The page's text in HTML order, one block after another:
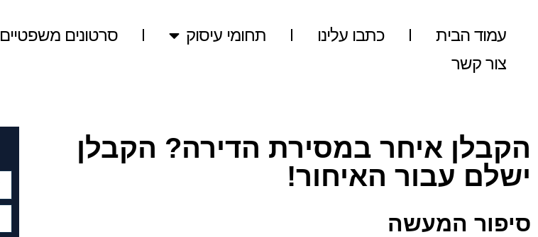
עמוד הבית כתבו עלינו תחומי עיסוק
סרטונים משפטיים
צור קשר
הקבלן איחר במסירת הדירה? הקבלן
ישלם עבור האיחור!
סיפור המעשה